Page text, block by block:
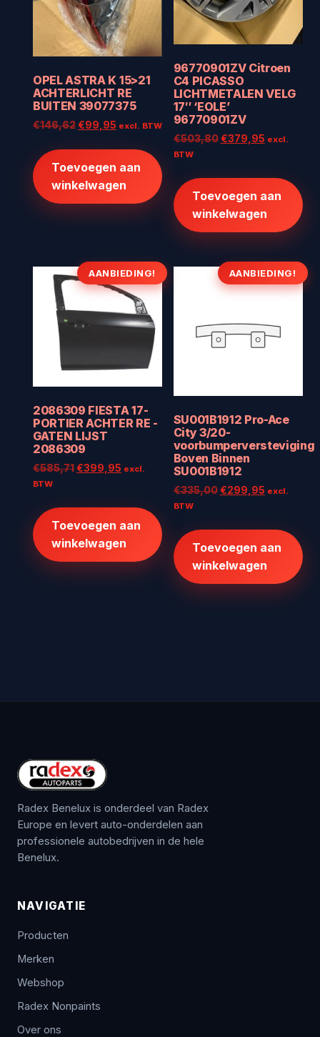
OPEL ASTRA K 15>21
ACHTERLICHT RE
BUITEN 39077375
€146,62Oorspronkelijke
€146,62.
€99,95 Huidige
€99,95.
excl. BTW
Toevoegen aan
winkelwagen
96770901ZV Citroen
C4 PICASSO
LICHTMETALEN VELG
17″ ‘EOLE’
96770901ZV
€503,80 Oorspronkelijke
€379,95Huidige
€379,95.
excl.
BTW
Toevoegen aan
winkelwagen
AANBIEDING!
2086309 FIESTA 17-
PORTIER ACHTER RE -
GATEN LIJST
2086309
€585,71Oorspronkelijke
€399,95 Huidige
€399,95.
excl.
BTW
Toevoegen aan
winkelwagen
AANBIEDING!
SU001B1912 Pro-Ace
City 3/20-
voorbumperversteviging
Boven Binnen
SU001B1912
€335,00 Oorspronkelijke
€299,95Huidige
€299,95.
excl.
BTW
Toevoegen aan
winkelwagen
Radex Benelux is onderdeel van Radex
Europe en levert auto-onderdelen aan
professionele autobedrijven in de hele
Benelux.
NAVIGATIE
Producten
Merken
Webshop
Radex Nonpaints
Over ons